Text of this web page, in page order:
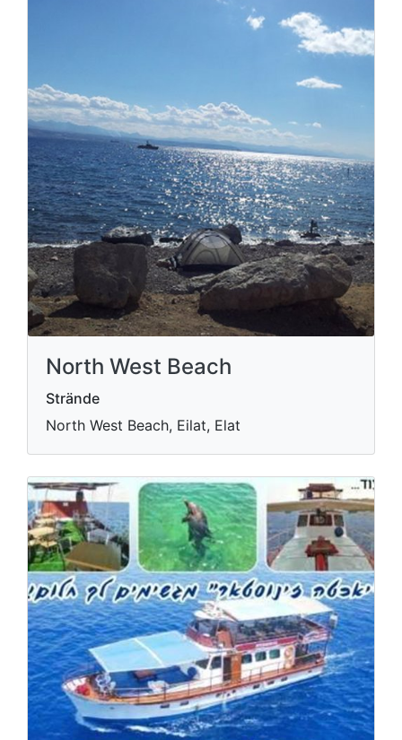
North West Beach
Strände
North West Beach, Eilat, Elat